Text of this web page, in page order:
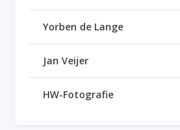
Yorben de Lange
Jan Veijer
HW-Fotografie